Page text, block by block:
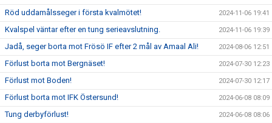
Röd uddamålsseger i första kvalmötet! 2024-11-06 19:41
Kvalspel väntar efter en tung serieavslutning. 2024-11-06 19:39
Jadå, seger borta mot Frösö IF efter 2 mål av Amaal Ali! 2024-08-06 12:51
Förlust borta mot Bergnäset! 2024-07-30 12:23
Förlust mot Boden! 2024-07-30 12:17
Förlust borta mot IFK Östersund! 2024-06-08 08:09
Tung derbyförlust! 2024-06-08 08:06